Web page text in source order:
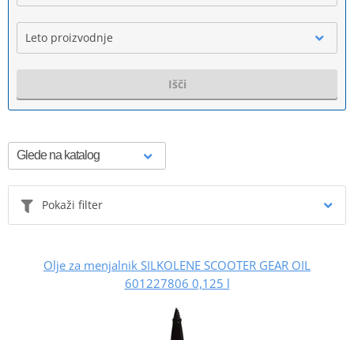
Leto proizvodnje
Išči
Pokaži filter
Olje za menjalnik SILKOLENE SCOOTER GEAR OIL
601227806 0,125 l